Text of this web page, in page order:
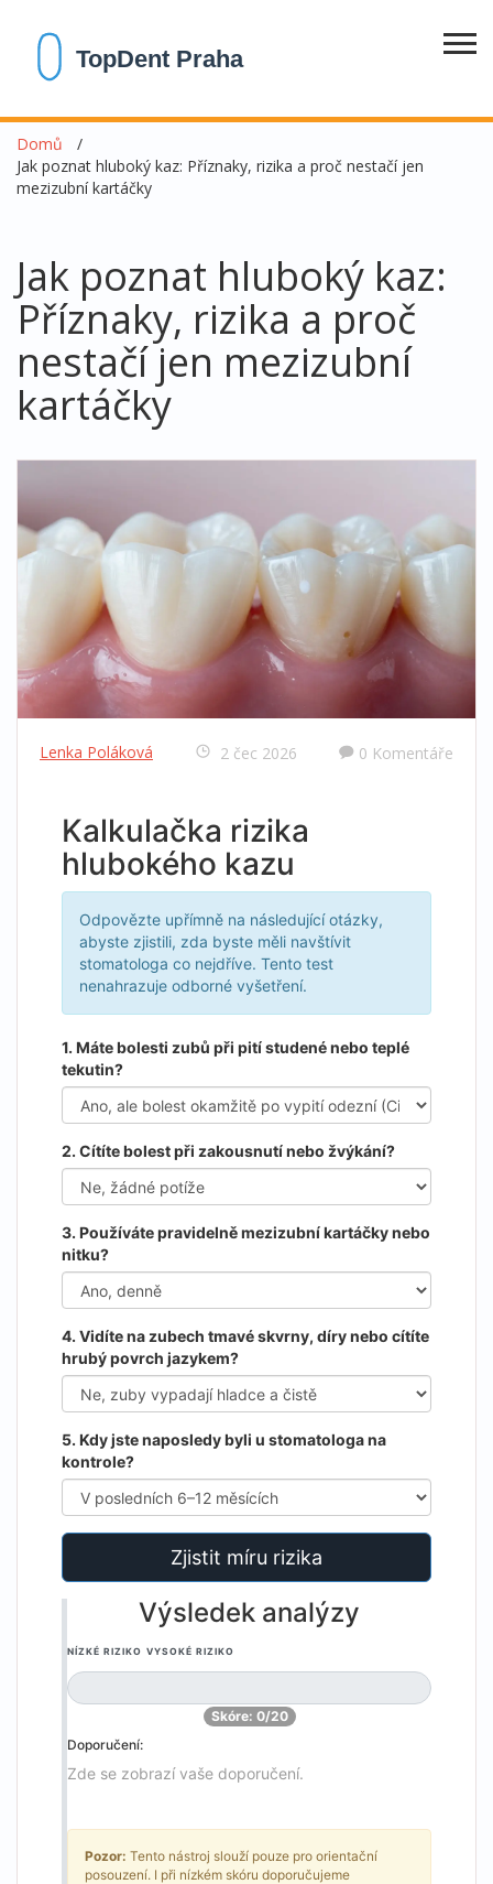
Domů
Jak poznat hluboký kaz: Příznaky, rizika a proč nestačí jen
mezizubní kartáčky
Jak poznat hluboký kaz:
Příznaky, rizika a proč
nestačí jen mezizubní
kartáčky
Lenka Poláková 2 čec 2026 0 Komentáře
Kalkulačka rizika
hlubokého kazu
Odpovězte upřímně na následující otázky,
abyste zjistili, zda byste měli navštívit
stomatologa co nejdříve. Tento test
nenahrazuje odborné vyšetření.
1. Máte bolesti zubů při pití studené nebo teplé
tekutin?
2. Cítíte bolest při zakousnutí nebo žvýkání?
3. Používáte pravidelně mezizubní kartáčky nebo
nitku?
4. Vidíte na zubech tmavé skvrny, díry nebo cítíte
hrubý povrch jazykem?
5. Kdy jste naposledy byli u stomatologa na
kontrole?
Zjistit míru rizika
Výsledek analýzy
NÍZKÉ RIZIKO VYSOKÉ RIZIKO
Skóre: 0/20
Doporučení:
Zde se zobrazí vaše doporučení.
Pozor: Tento nástroj slouží pouze pro orientační
posouzení. I při nízkém skóru doporučujeme